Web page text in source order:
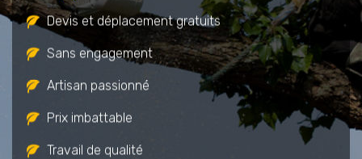
Devis et déplacement gratuits
Sans engagement
Artisan passionné
Prix imbattable
Travail de qualité